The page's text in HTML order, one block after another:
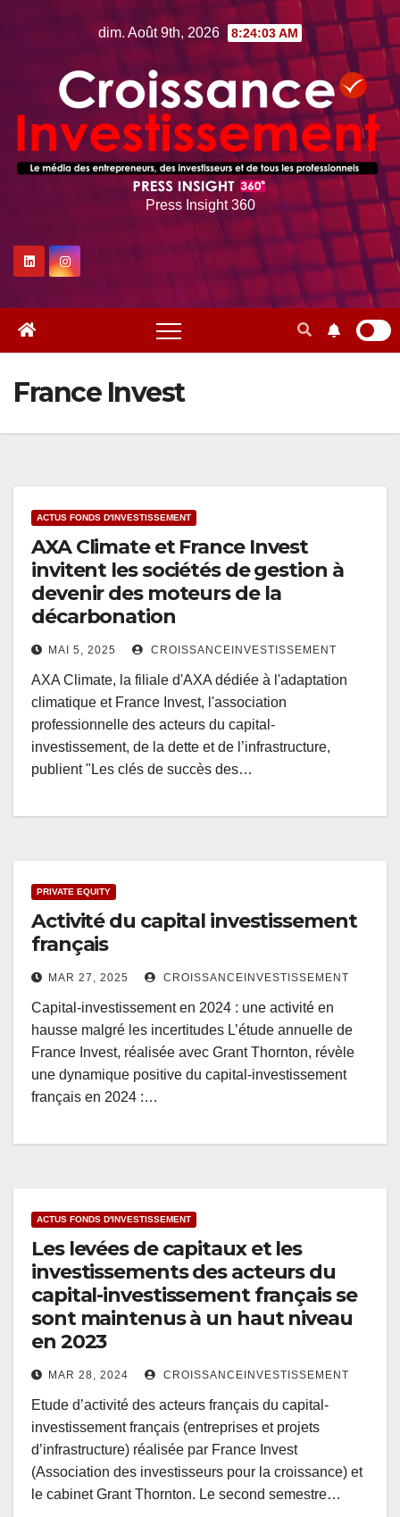
dim. Août 9th, 2026 8:24:04 AM
Press Insight 360
France Invest
ACTUS FONDS D'INVESTISSEMENT
AXA Climate et France Invest
invitent les sociétés de gestion à
devenir des moteurs de la
décarbonation
MAI 5, 2025 CROISSANCEINVESTISSEMENT
AXA Climate, la filiale d'AXA dédiée à l'adaptation
climatique et France Invest, l'association
professionnelle des acteurs du capital-
investissement, de la dette et de l’infrastructure,
publient "Les clés de succès des…
PRIVATE EQUITY
Activité du capital investissement
français
MAR 27, 2025 CROISSANCEINVESTISSEMENT
Capital-investissement en 2024 : une activité en
hausse malgré les incertitudes L’étude annuelle de
France Invest, réalisée avec Grant Thornton, révèle
une dynamique positive du capital-investissement
français en 2024 :…
ACTUS FONDS D'INVESTISSEMENT
Les levées de capitaux et les
investissements des acteurs du
capital-investissement français se
sont maintenus à un haut niveau
en 2023
MAR 28, 2024 CROISSANCEINVESTISSEMENT
Etude d’activité des acteurs français du capital-
investissement français (entreprises et projets
d’infrastructure) réalisée par France Invest
(Association des investisseurs pour la croissance) et
le cabinet Grant Thornton. Le second semestre…